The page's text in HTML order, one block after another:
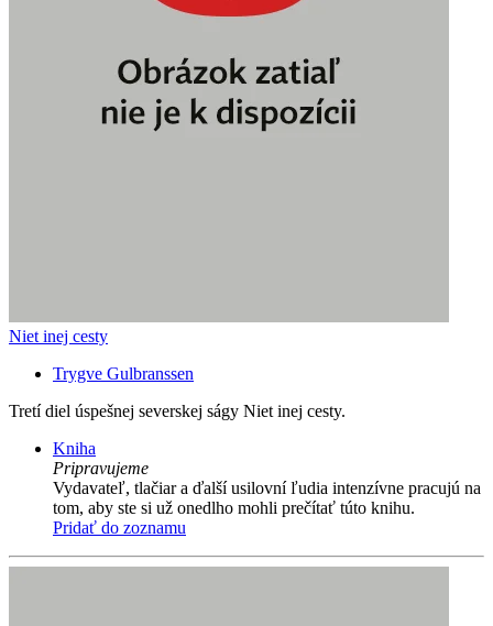
Niet inej cesty
Trygve Gulbranssen
Tretí diel úspešnej severskej ságy Niet inej cesty.
Kniha
Pripravujeme
Vydavateľ, tlačiar a ďalší usilovní ľudia intenzívne pracujú na
tom, aby ste si už onedlho mohli prečítať túto knihu.
Pridať do zoznamu